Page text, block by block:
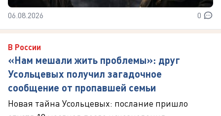
06.08.2026 0
В России
«Нам мешали жить проблемы»: друг
Усольцевых получил загадочное
сообщение от пропавшей семьи
Новая тайна Усольцевых: послание пришло